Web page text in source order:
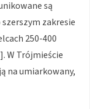
są
zakresie
250-400
W Trójmieście
na umiarkowany,